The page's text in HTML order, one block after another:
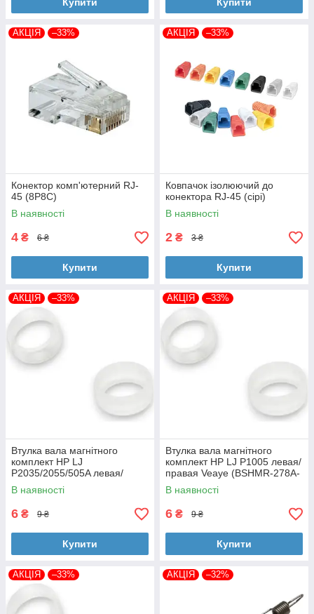
Купити Купити
АКЦІЯ –33%
Конектор комп'ютерний RJ-
45 (8P8C)
В наявності
4 ₴ 6 ₴
Купити
АКЦІЯ –33%
Ковпачок ізолюючий до
конектора RJ-45 (сірі)
В наявності
2 ₴ 3 ₴
Купити
АКЦІЯ –33%
Втулка вала магнітного
комплект HP LJ
P2035/2055/505A левая/
правая Veaye (BSHMR-505A-
VE)
В наявності
6 ₴ 9 ₴
Купити
АКЦІЯ –33%
Втулка вала магнітного
комплект HP LJ P1005 левая/
правая Veaye (BSHMR-278A-
VE)
В наявності
6 ₴ 9 ₴
Купити
АКЦІЯ –33% АКЦІЯ –32%